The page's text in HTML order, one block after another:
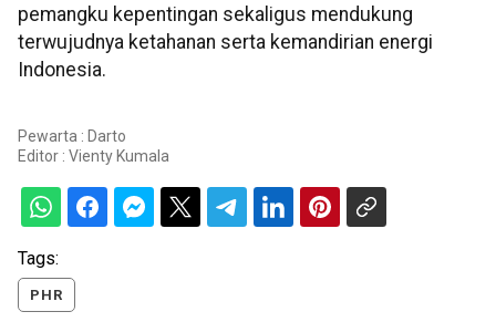
pemangku kepentingan sekaligus mendukung
terwujudnya ketahanan serta kemandirian energi
Indonesia.
Pewarta : Darto
Editor : Vienty Kumala
Tags:
PHR